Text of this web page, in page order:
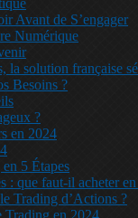
Avant de S’engager
Numérique
solution française
Besoins ?
?
en 2024
5 Étapes
: que faut-il acheter
Trading d’Actions ?
Trading en 2024